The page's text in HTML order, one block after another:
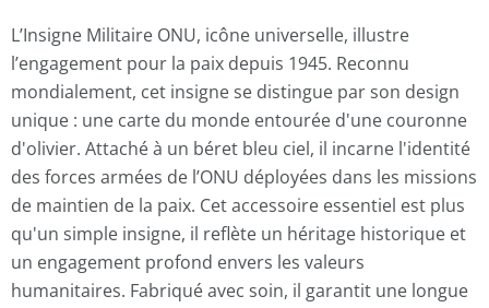
L’Insigne Militaire ONU, icône universelle, illustre
l’engagement pour la paix depuis 1945. Reconnu
mondialement, cet insigne se distingue par son design
unique : une carte du monde entourée d'une couronne
d'olivier. Attaché à un béret bleu ciel, il incarne l'identité
des forces armées de l’ONU déployées dans les missions
de maintien de la paix. Cet accessoire essentiel est plus
qu'un simple insigne, il reflète un héritage historique et
un engagement profond envers les valeurs
humanitaires. Fabriqué avec soin, il garantit une longue